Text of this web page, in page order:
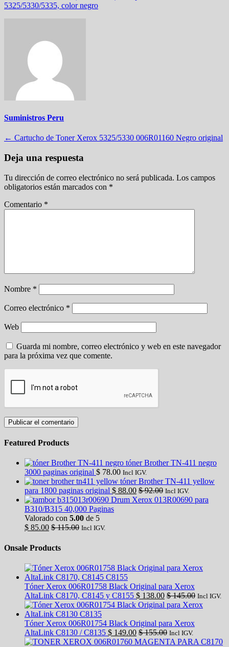
Suministros Peru
Navegación
de
entradas
← Cartucho de Toner Xerox 5325/5330 006R01160 Negro original
Deja una respuesta
Tu dirección de correo electrónico no será publicada. Los campos
obligatorios están marcados con *
Comentario *
Nombre *
Correo electrónico *
Web
Guarda mi nombre, correo electrónico y web en este navegador
para la próxima vez que comente.
Featured Products
tóner Brother TN-411 negro
3000 paginas original $ 78.00 Incl IGV.
tóner Brother TN-411 yellow
para 1800 paginas original $ 88.00 $92.00 Incl IGV.
Drum Xerox 013R00690 para
B310/B315 40,000 Paginas
Valorado con 5.00 de 5
$ 85.00 $115.00 Incl IGV.
Onsale Products
Tóner Xerox 006R01758 Black Original para Xerox
AltaLink C8170, C8145 y C8155 $ 138.00 $145.00 Incl IGV.
Tóner Xerox 006R01754 Black Original para Xerox
AltaLink C8130 / C8135 $ 149.00 $155.00 Incl IGV.